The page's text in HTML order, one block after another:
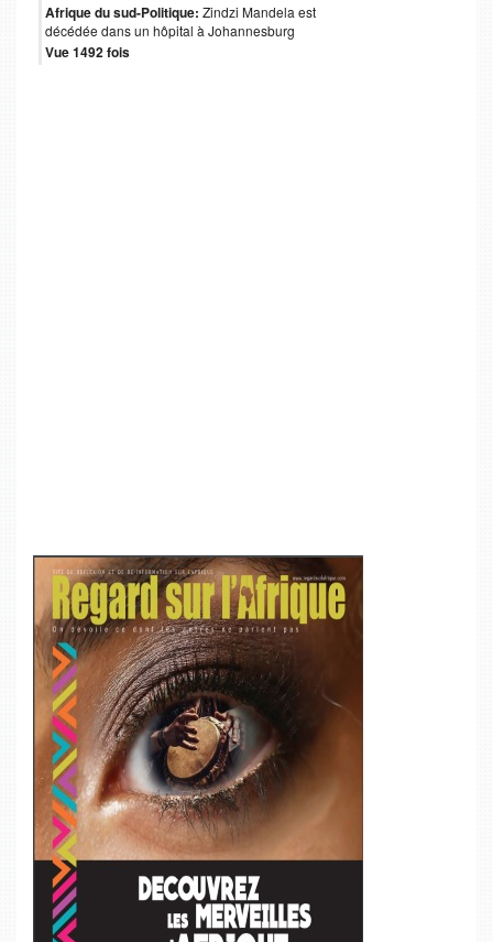
Afrique du sud-Politique: Zindzi Mandela est
décédée dans un hôpital à Johannesburg
Vue 1492 fois